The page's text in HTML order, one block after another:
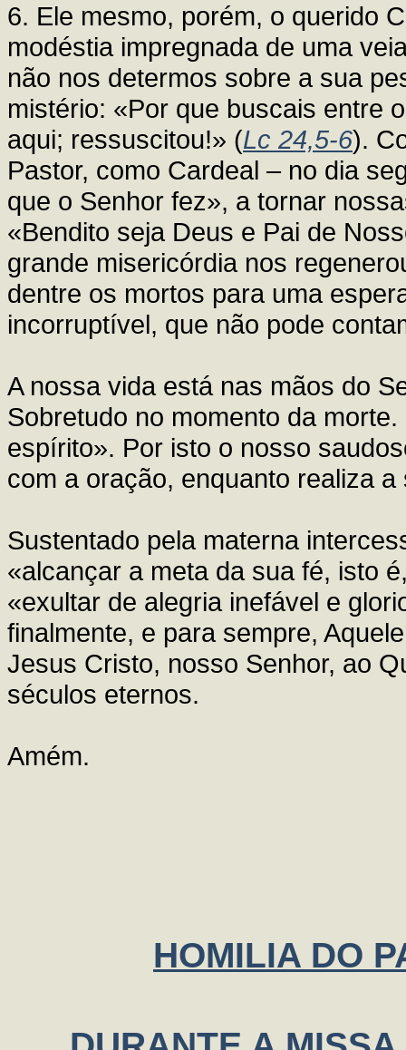
6. Ele mesmo, porém, o querido
modéstia impregnada de uma
não nos determos sobre a sua
mistério: «Por que buscais entre
aqui; ressuscitou!» (Lc 24,5-6).
Pastor, como Cardeal – no dia
que o Senhor fez», a tornar
«Bendito seja Deus e Pai de
grande misericórdia nos
dentre os mortos para uma
incorruptível, que não pode
A nossa vida está nas mãos do
Sobretudo no momento da
espírito». Por isto o nosso
com a oração, enquanto realiza
Sustentado pela materna
«alcançar a meta da sua fé, isto
«exultar de alegria inefável e
finalmente, e para sempre,
Jesus Cristo, nosso Senhor, ao
séculos eternos.
Amém.
HOMILIA DO